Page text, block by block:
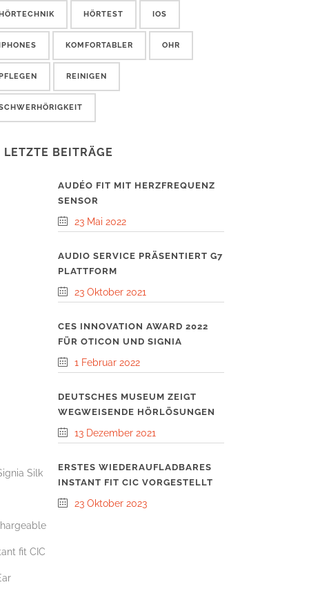
HÖRTEST IOS
KOMFORTABLER OHR
REINIGEN
LETZTE BEITRÄGE
AUDÉO FIT MIT HERZFREQUENZ
SENSOR
23 Mai 2022
AUDIO SERVICE PRÄSENTIERT G7
PLATTFORM
23 Oktober 2021
CES INNOVATION AWARD 2022
FÜR OTICON UND SIGNIA
1 Februar 2022
DEUTSCHES MUSEUM ZEIGT
WEGWEISENDE HÖRLÖSUNGEN
13 Dezember 2021
ERSTES WIEDERAUFLADBARES
INSTANT FIT CIC VORGESTELLT
23 Oktober 2023